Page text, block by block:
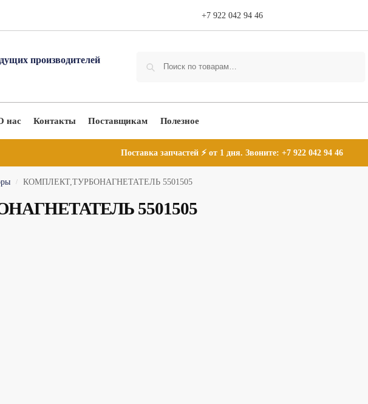
+7 922 042 94 46
нас Контакты Поставщикам Полезное
Поставка запчастей ⚡ от 1 дня. Звоните: +7 922 042 94 46
/ КОМПЛЕКТ,ТУРБОНАГНЕТАТЕЛЬ 5501505
5501505